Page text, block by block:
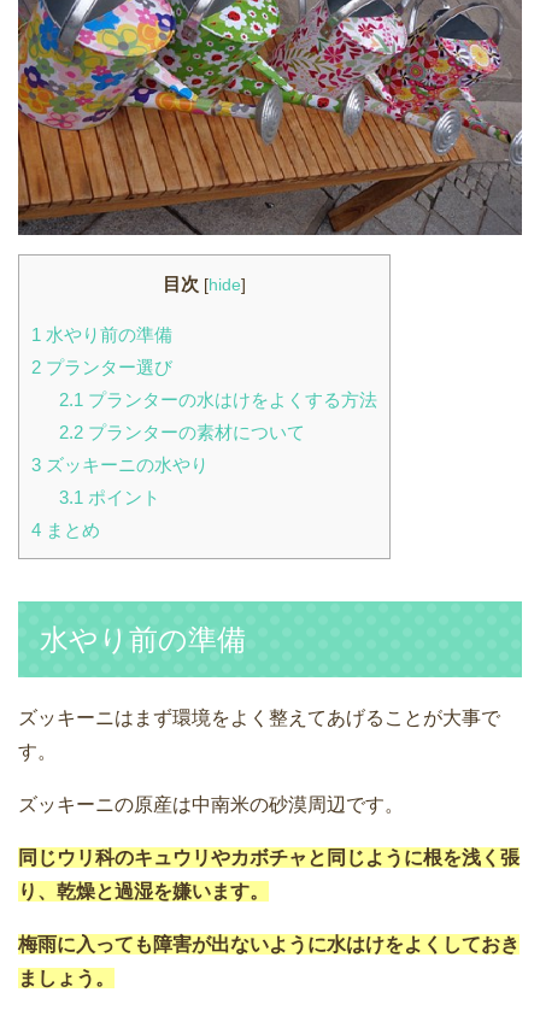
目次 [hide]
1 水やり前の準備
2 プランター選び
2.1プランターの水はけをよくする方法
2.2プランターの素材について
3 ズッキーニの水やり
3.1ポイント
4 まとめ
水やり前の準備
ズッキーニはまず環境をよく整えてあげることが大事で
す。
ズッキーニの原産は中南米の砂漠周辺です。
同じウリ科のキュウリやカボチャと同じように根を浅く張
り、乾燥と過湿を嫌います。
梅雨に入っても障害が出ないように水はけをよくしておき
ましょう。